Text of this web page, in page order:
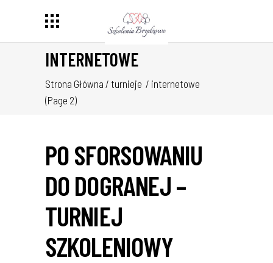
INTERNETOWE
Strona Główna / turnieje / internetowe
(Page 2)
PO SFORSOWANIU
DO DOGRANEJ –
TURNIEJ
SZKOLENIOWY